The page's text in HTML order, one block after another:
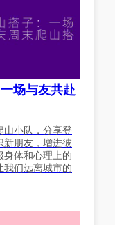
场与友共赴
山小队，分享登
新朋友，增进彼
身体和心理上的
我们远离城市的